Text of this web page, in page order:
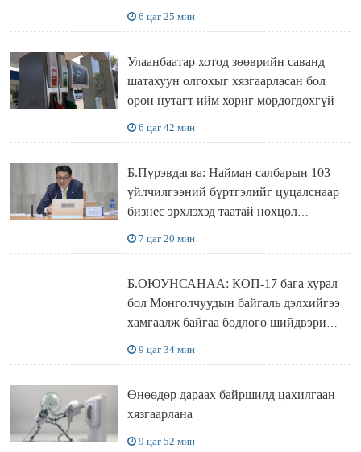
6 цаг 25 мин
Улаанбаатар хотод зөөврийн саванд
шатахуун олгохыг хязгаарласан бол
орон нутагт ийм хориг мөрдөгдөхгүй
6 цаг 42 мин
Б.Пүрэвдагва: Найман салбарын 103
үйлчилгээний бүртгэлийг цуцалснаар
бизнес эрхлэхэд таатай нөхцөл
7 цаг 20 мин
Б.ОЮУНСАНАА: КОП-17 бага хурал
бол Монголчуудын байгаль дэлхийгээ
хамгаалж байгаа бодлого шийдвэрийг
9 цаг 34 мин
Өнөөдөр дараах байршилд цахилгаан
хязгаарлана
9 цаг 52 мин